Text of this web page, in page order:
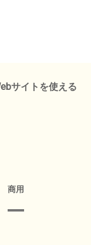
サイトを使える
商用